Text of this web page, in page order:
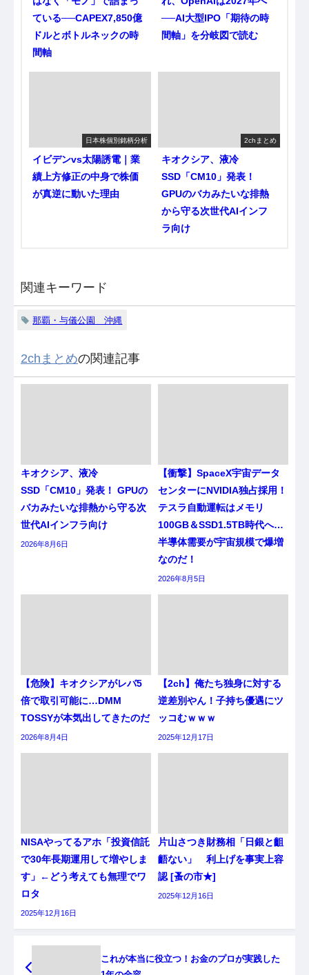
ている──CAPEX7,850億
ドルとボトルネックの時
間軸
──AI大型IPO「期待の時
間軸」を分岐図で読む
日本株個別銘柄分析
イビデンvs太陽誘電｜業
績上方修正の中身で株価
が真逆に動いた理由
2chまとめ
キオクシア、液冷
SSD「CM10」発表！
GPUのバカみたいな排熱
から守る次世代AIインフ
ラ向け
関連キーワード
那覇・与儀公園 沖縄
2chまとめの関連記事
キオクシア、液冷
SSD「CM10」発表！ GPUの
バカみたいな排熱から守る次
世代AIインフラ向け
2026年8月6日
【衝撃】SpaceX宇宙データ
センターにNVIDIA独占採用！
テスラ自動運転はメモリ
100GB＆SSD1.5TB時代へ…
半導体需要が宇宙規模で爆増
なのだ！
2026年8月5日
【危険】キオクシアがレバ5
倍で取引可能に…DMM
TOSSYが本気出してきたのだ
2026年8月4日
【2ch】俺たち独身に対する
逆差別やん！子持ち優遇にツ
ッコむｗｗｗ
2025年12月17日
NISAやってるアホ「投資信託
で30年長期運用して増やしま
す」←どう考えても無理でワ
ロタ
2025年12月16日
片山さつき財務相「日銀と齟
齬ない」 利上げを事実上容
認 [蚤の市★]
2025年12月16日
これが本当に役立つ！お金のプロが実践した